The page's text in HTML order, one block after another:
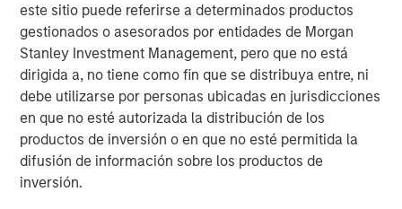
este sitio puede referirse a determinados productos
gestionados o asesorados por entidades de Morgan
Stanley Investment Management, pero que no está
dirigida a, no tiene como fin que se distribuya entre, ni
debe utilizarse por personas ubicadas en jurisdicciones
en que no esté autorizada la distribución de los
productos de inversión o en que no esté permitida la
difusión de información sobre los productos de
inversión.
La carrera mundial por la inversión en inteligencia
artificial (IA) no da señales de ralentizarse; al tiempo, el
mercado ha tildado a una serie de sectores de
“perdedores” de la IA avanzada, aparentemente por su
gran dependencia de los datos, que podrían convertirse
en productos básicos. Sin embargo, al examinar más de
cerca los nichos de alta calidad del concurrido sector
industrial,